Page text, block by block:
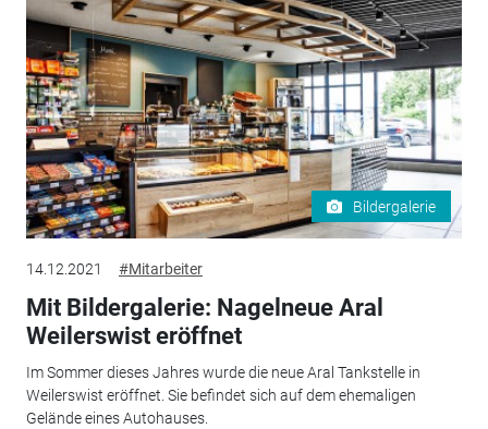
Bildergalerie
14.12.2021 #Mitarbeiter
Mit Bildergalerie: Nagelneue Aral
Weilerswist eröffnet
Im Sommer dieses Jahres wurde die neue Aral Tankstelle in
Weilerswist eröffnet. Sie befindet sich auf dem ehemaligen
Gelände eines Autohauses.